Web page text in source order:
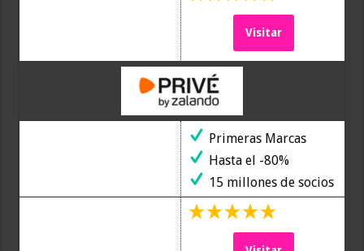
Visitar
Primeras Marcas
Hasta el -80%
15 millones de socios